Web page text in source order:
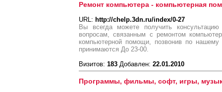
Ремонт компьютера - компьютерная
URL: http://chelp.3dn.ru/index/0-27
Вы всегда можете получить
вопросам, связанным с ремонтом
компьютерной помощи, позвонив по
принимаются До 23-00.
Визитов: 183 Добавлен: 22.01.2010
Программы, фильмы, софт, игры,